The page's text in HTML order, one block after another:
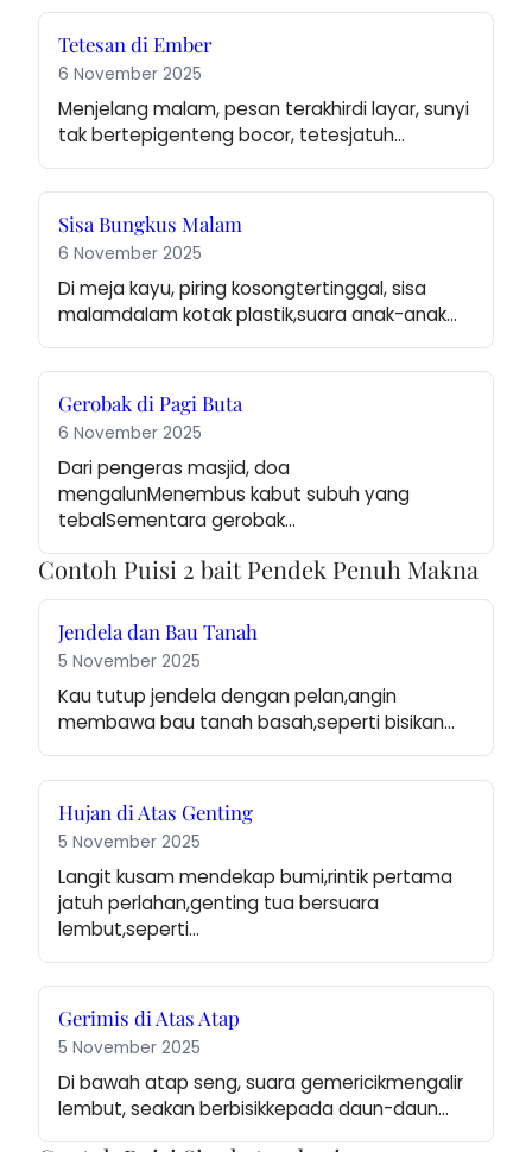
Tetesan di Ember
6 November 2025
Menjelang malam, pesan terakhirdi layar, sunyi
tak bertepigenteng bocor, tetesjatuh…
Sisa Bungkus Malam
6 November 2025
Di meja kayu, piring kosongtertinggal, sisa
malamdalam kotak plastik,suara anak-anak…
Gerobak di Pagi Buta
6 November 2025
Dari pengeras masjid, doa
mengalunMenembus kabut subuh yang
tebalSementara gerobak…
Contoh Puisi 2 bait Pendek Penuh Makna
Jendela dan Bau Tanah
5 November 2025
Kau tutup jendela dengan pelan,angin
membawa bau tanah basah,seperti bisikan…
Hujan di Atas Genting
5 November 2025
Langit kusam mendekap bumi,rintik pertama
jatuh perlahan,genting tua bersuara
lembut,seperti…
Gerimis di Atas Atap
5 November 2025
Di bawah atap seng, suara gemericikmengalir
lembut, seakan berbisikkepada daun-daun…